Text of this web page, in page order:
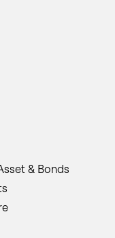
& Bonds